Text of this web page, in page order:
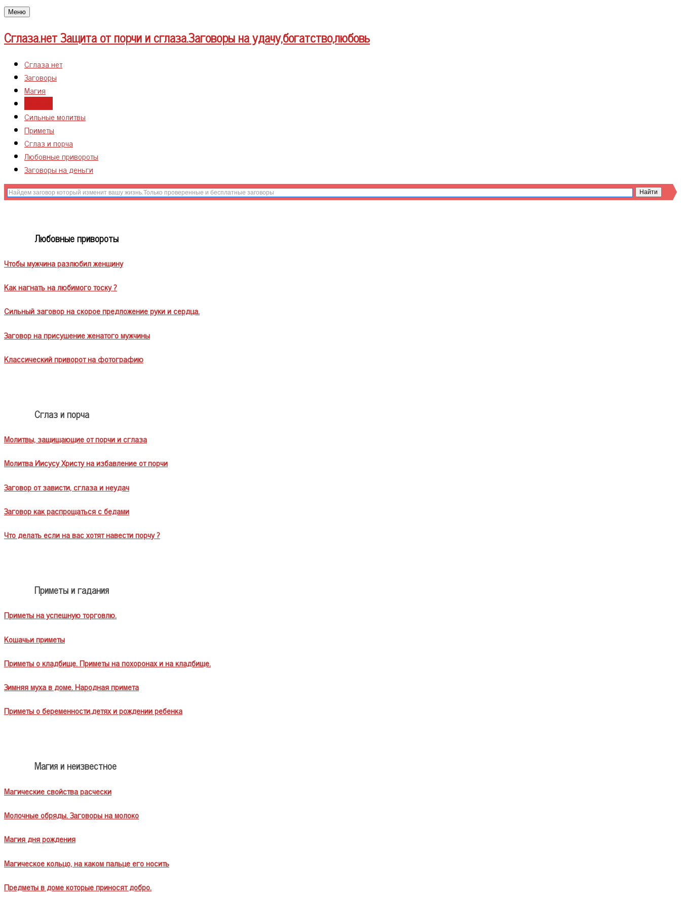
Меню
Сглаза.нетЗащита от порчи и сглаза.Заговоры на удачу,богатство,любовь
Сглаза нет
Заговоры
Магия
Сильные молитвы
Приметы
Сглаз и порча
Любовные привороты
Заговоры на деньги
Любовные привороты
Чтобы мужчина разлюбил женщину
Как нагнать на любимого тоску ?
Сильный заговор на скорое предложение руки и сердца.
Заговор на присушение женатого мужчины
Классический приворот на фотографию
Сглаз и порча
Молитвы, защищающие от порчи и сглаза
Молитва Иисусу Христу на избавление от порчи
Заговор от зависти, сглаза и неудач
Заговор как распрощаться с бедами
Что делать если на вас хотят навести порчу ?
Приметы и гадания
Приметы на успешную торговлю.
Кошачьи приметы
Приметы о кладбище. Приметы на похоронах и на кладбище.
Зимняя муха в доме. Народная примета
Приметы о беременности,детях и рождении ребенка
Магия и неизвестное
Магические свойства расчески
Молочные обряды. Заговоры на молоко
Магия дня рождения
Магическое кольцо, на каком пальце его носить
Предметы в доме которые приносят добро.